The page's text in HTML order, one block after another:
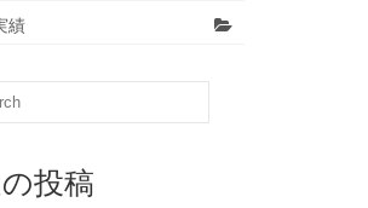
績
投稿